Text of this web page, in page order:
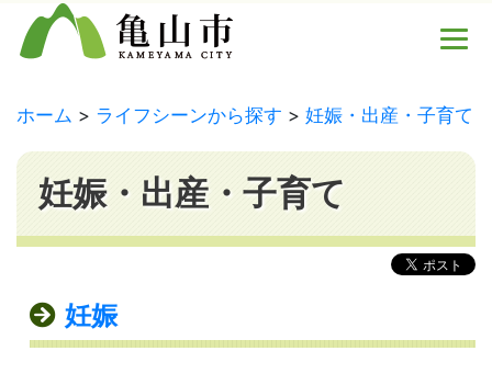
ホーム ライフシーンから探す 妊娠・出産・子育て
妊娠・出産・子育て
妊娠